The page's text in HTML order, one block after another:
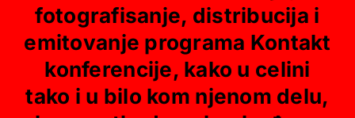
fotografisanje, distribucija i
emitovanje programa Kontakt
konferencije, kako u celini
tako i u bilo kom njenom delu,